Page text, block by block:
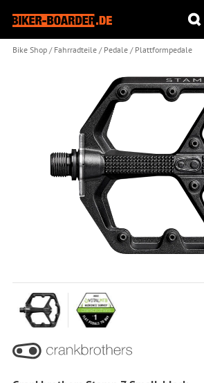
Bike Shop Fahrradteile Pedale Plattformpedale